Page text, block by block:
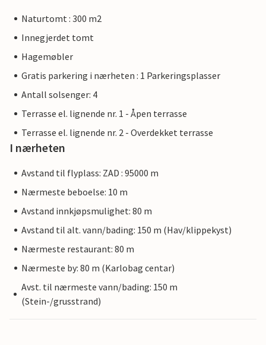
Naturtomt : 300 m2
Innegjerdet tomt
Hagemøbler
Gratis parkering i nærheten : 1 Parkeringsplasser
Antall solsenger: 4
Terrasse el. lignende nr. 1 - Åpen terrasse
Terrasse el. lignende nr. 2 - Overdekket terrasse
I nærheten
Avstand til flyplass: ZAD : 95000 m
Nærmeste beboelse: 10 m
Avstand innkjøpsmulighet: 80 m
Avstand til alt. vann/bading: 150 m (Hav/klippekyst)
Nærmeste restaurant: 80 m
Nærmeste by: 80 m (Karlobag centar)
Avst. til nærmeste vann/bading: 150 m
(Stein-/grusstrand)